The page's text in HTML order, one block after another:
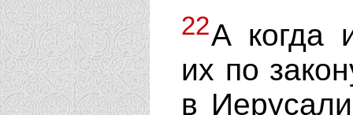
22А когда
их по
в